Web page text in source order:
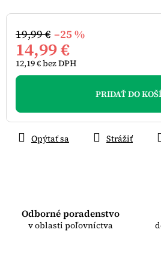
19,99 € –25 %
14,99 €
12,19 € bez DPH
Jednotková
PRIDAŤ DO
Odborné poradenstvo
v oblasti poľovníctva
Opýtať sa Strážiť